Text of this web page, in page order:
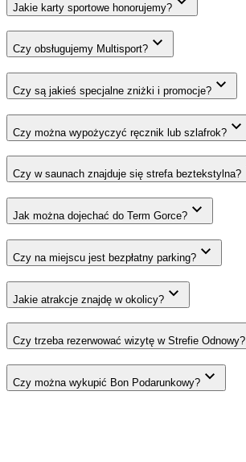
Jakie karty sportowe honorujemy?
Czy obsługujemy Multisport?
Czy są jakieś specjalne zniżki i promocje?
Czy można wypożyczyć ręcznik lub szlafrok?
Czy w saunach znajduje się strefa beztekstylna?
Jak można dojechać do Term Gorce?
Czy na miejscu jest bezpłatny parking?
Jakie atrakcje znajdę w okolicy?
Czy trzeba rezerwować wizytę w Strefie Odnowy?
Czy można wykupić Bon Podarunkowy?